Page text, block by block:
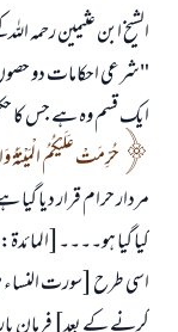
الشیخ ابن عثیمین رحمہ
"شرعی احکامات دو
ایک قسم وہ ہے جس کا
حُرِّمَتْ عَلَيْكُمُ الْمَيْتَةُ
مردار حرام قرار دیا
کیا گیا ہو۔۔۔۔[المائدۃ: 3] اس آیت میں دیگر احکامات بھی ہیں۔
اسی طرح [سورت النساء